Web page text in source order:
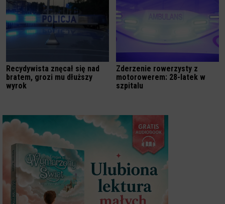
Recydywista znęcał się nad
bratem, grozi mu dłuższy
wyrok
Zderzenie rowerzysty z
motorowerem: 28-latek w
szpitalu